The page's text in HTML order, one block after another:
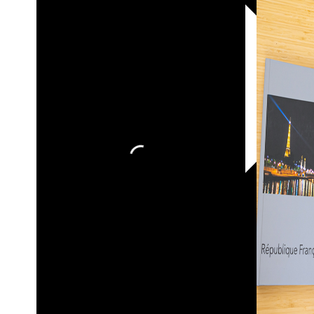
ФотоПодушки
Фотоcувениры